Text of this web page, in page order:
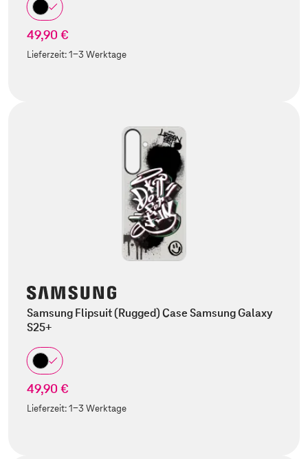
49,90 €
Lieferzeit:1-3 Werktage
Samsung Flipsuit (Rugged) Case Samsung Galaxy
S25+
49,90 €
Lieferzeit:1-3 Werktage